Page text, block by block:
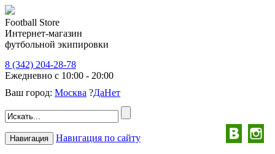
Football Store
Интернет-магазин
футбольной экипировки
8 (342) 204-28-78
Ежедневно с 10:00 - 20:00
Ваш город: Москва ?ДаНет
Навигация Навигация по сайту